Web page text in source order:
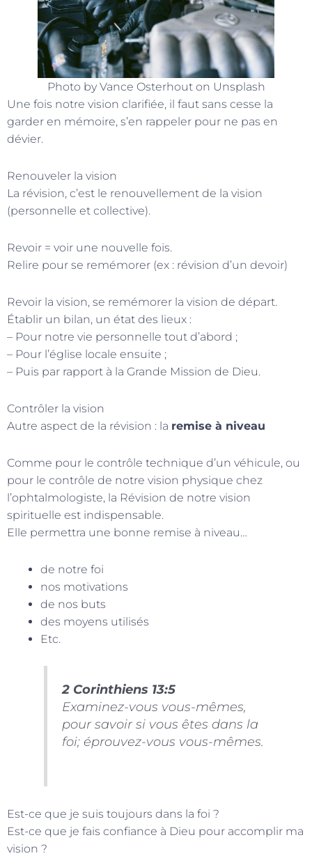
Photo by Vance Osterhout on Unsplash
Une fois notre vision clarifiée, il faut sans cesse la
garder en mémoire, s’en rappeler pour ne pas en
dévier.
Renouveler la vision
La révision, c’est le renouvellement de la vision
(personnelle et collective).
Revoir = voir une nouvelle fois.
Relire pour se remémorer (ex : révision d’un devoir)
Revoir la vision, se remémorer la vision de départ.
Établir un bilan, un état des lieux :
– Pour notre vie personnelle tout d’abord ;
– Pour l’église locale ensuite ;
– Puis par rapport à la Grande Mission de Dieu.
Contrôler la vision
Autre aspect de la révision : la remise à niveau
Comme pour le contrôle technique d’un véhicule, ou
pour le contrôle de notre vision physique chez
l’ophtalmologiste, la Révision de notre vision
spirituelle est indispensable.
Elle permettra une bonne remise à niveau…
de notre foi
nos motivations
de nos buts
des moyens utilisés
Etc.
2 Corinthiens 13:5
Examinez-vous vous-mêmes,
pour savoir si vous êtes dans la
foi; éprouvez-vous vous-mêmes.
Est-ce que je suis toujours dans la foi ?
Est-ce que je fais confiance à Dieu pour accomplir ma
vision ?